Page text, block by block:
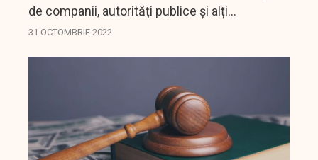
de companii, autorități publice și alți
responsabili.
31 OCTOMBRIE 2022